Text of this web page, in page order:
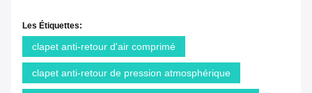
Les Étiquettes:
clapet anti-retour d'air comprimé
clapet anti-retour de pression atmosphérique